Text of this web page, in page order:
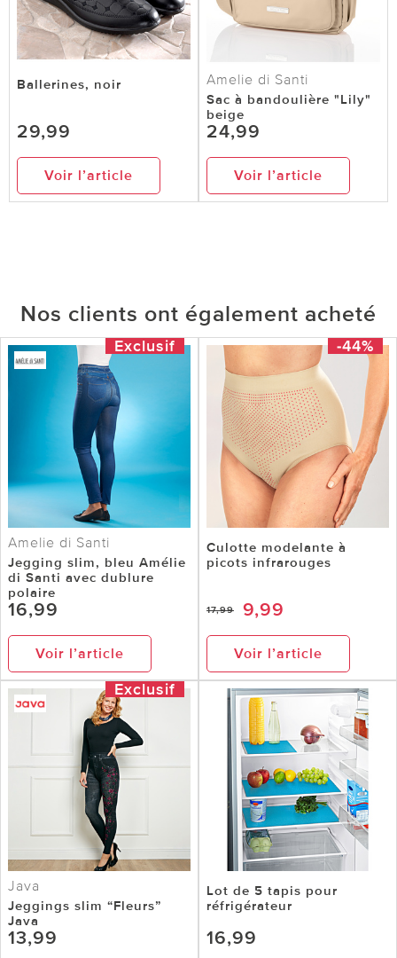
Ballerines, noir
29,99
Voir l’article
Amelie di Santi
Sac à bandoulière "Lily"
beige
24,99
Voir l’article
Nos clients ont également acheté
Exclusif
Amelie di Santi
Jegging slim, bleu Amélie
di Santi avec dublure
polaire
16,99
Voir l’article
-44%
Culotte modelante à
picots infrarouges
17,99 9,99
Voir l’article
Exclusif
Java
Jeggings slim “Fleurs”
Java
13,99
Lot de 5 tapis pour
réfrigérateur
16,99